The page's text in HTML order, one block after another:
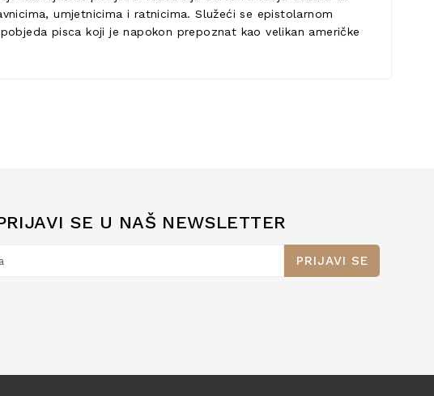
umjetnicima i ratnicima. Služeći se epistolarnom
pisca koji je napokon prepoznat kao velikan američke
SE U NAŠ NEWSLETTER
PRIJAVI SE